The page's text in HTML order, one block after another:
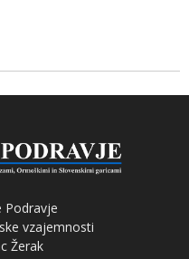
Podravje
vzajemnosti
Žerak